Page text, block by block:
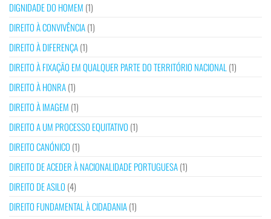
DIGNIDADE DO HOMEM (1)
DIREITO À CONVIVÊNCIA(1)
DIREITO À DIFERENÇA(1)
DIREITO À FIXAÇÃO EM QUALQUER PARTE DO TERRITÓRIO NACIONAL (1)
DIREITO À HONRA(1)
DIREITO À IMAGEM (1)
DIREITO A UM PROCESSO EQUITATIVO (1)
DIREITO CANÓNICO (1)
DIREITO DE ACEDER À NACIONALIDADE PORTUGUESA(1)
DIREITO DE ASILO (4)
DIREITO FUNDAMENTAL À CIDADANIA(1)